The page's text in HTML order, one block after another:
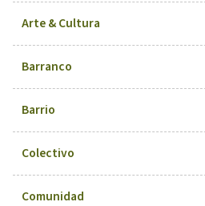
Arte & Cultura
Barranco
Barrio
Colectivo
Comunidad